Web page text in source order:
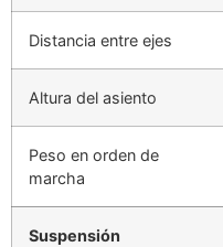
Distancia entre ejes
Altura del asiento
Peso en orden de
marcha
Suspensión